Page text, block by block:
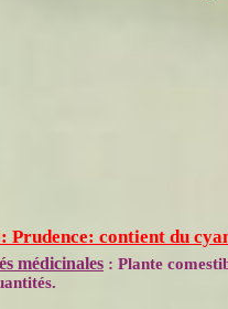
Prudence: contient du
médicinales : Plante